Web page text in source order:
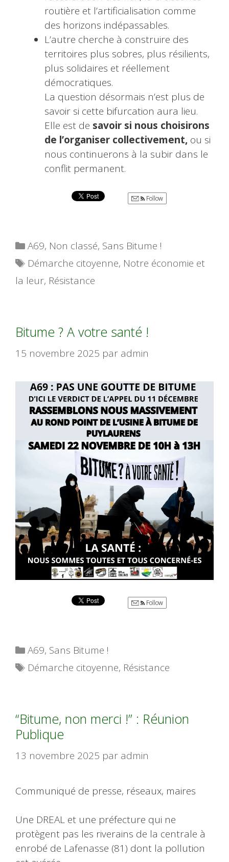
routière et l’artificialisation comme
des horizons indépassables.
L’autre cherche à construire des
territoires plus sobres, plus résilients,
plus solidaires et réellement
démocratiques.
La question désormais n’est plus de
savoir si cette bifurcation aura lieu.
Elle est de savoir si nous choisirons
de l’organiser collectivement, ou si
nous continuerons à la subir dans le
conflit permanent.
Follow
Catégories
A69, Non classé, Sans Bitume !
Étiquettes
Démarche citoyenne, Notre économie et
la leur, Résistance
Bitume ? A votre santé !
15 novembre 2025 par admin
Follow
Catégories
A69, Sans Bitume !
Étiquettes
Démarche citoyenne, Résistance
“Bitume, non merci !” : Réunion
Publique
13 novembre 2025 par admin
Communiqué de presse, réseaux, maires
Une DREAL et une préfecture qui ne
protègent pas les riverains de la centrale à
enrobé de Lafenasse (81) dont la pollution